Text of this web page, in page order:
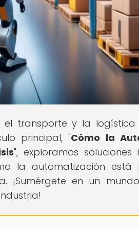
el transporte y la logística
principal, "Cómo la
", exploramos
la automatización está
¡Sumérgete en un